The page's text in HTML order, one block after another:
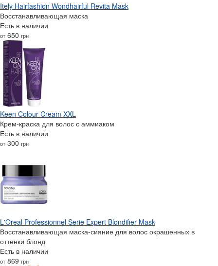
Itely Hairfashion Wondhairful Revita Mask
Восстанавливающая маска
Есть в наличии
от 650 грн
Keen Colour Cream XXL
Крем-краска для волос с аммиаком
Есть в наличии
от 300 грн
L'Oreal Professionnel Serie Expert Blondifier Mask
Восстанавливающая маска-сияние для волос окрашенных в
оттенки блонд
Есть в наличии
от 869 грн